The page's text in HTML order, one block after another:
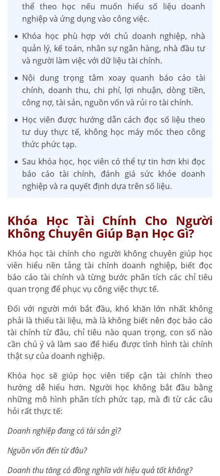
thể theo học nếu muốn hiểu số liệu doanh
nghiệp và ứng dụng vào công việc.
Khóa học phù hợp với chủ doanh nghiệp, nhà
quản lý, kế toán, nhân sự ngân hàng, nhà đầu tư
và người làm việc với dữ liệu tài chính.
Nội dung trọng tâm xoay quanh báo cáo tài
chính, doanh thu, chi phí, lợi nhuận, dòng tiền,
công nợ, tài sản, nguồn vốn và rủi ro tài chính.
Học viên được hướng dẫn cách đọc số liệu theo
tư duy thực tế, không học máy móc theo công
thức phức tạp.
Sau khóa học, học viên có thể tự tin hơn khi đọc
báo cáo tài chính, đánh giá sức khỏe doanh
nghiệp và ra quyết định dựa trên số liệu.
Khóa Học Tài Chính Cho Người
Không Chuyên Giúp Bạn Học Gì?
Khóa học tài chính cho người không chuyên giúp học
viên hiểu nền tảng tài chính doanh nghiệp, biết đọc
báo cáo tài chính và từng bước phân tích các chỉ tiêu
quan trọng để phục vụ công việc thực tế.
Đối với người mới bắt đầu, khó khăn lớn nhất không
phải là thiếu tài liệu, mà là không biết nên đọc báo cáo
tài chính từ đâu, chỉ tiêu nào quan trọng, con số nào
cần chú ý và làm sao để hiểu được tình hình tài chính
thật sự của doanh nghiệp.
Khóa học sẽ giúp học viên tiếp cận tài chính theo
hướng dễ hiểu hơn. Người học không bắt đầu bằng
những mô hình phân tích phức tạp, mà đi từ các câu
hỏi rất thực tế:
Doanh nghiệp đang có tài sản gì?
Nguồn vốn đến từ đâu?
Doanh thu tăng có đồng nghĩa với hiệu quả tốt không?